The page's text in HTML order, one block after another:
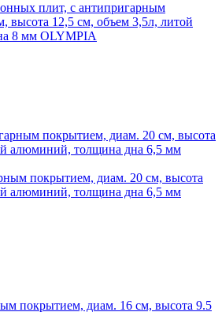
плит, с антипригарным
высота 12,5 см, объем 3,5л, литой
8 мм OLYMPIA
покрытием, диам. 20 см, высота
алюминий, толщина дна 6,5 мм